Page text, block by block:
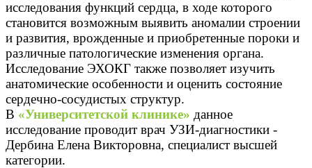
исследования функций сердца, в ходе которого
становится возможным выявить аномалии строении
и развития, врожденные и приобретенные пороки и
различные патологические изменения органа.
Исследование ЭХОКГ также позволяет изучить
анатомические особенности и оценить состояние
сердечно-сосудистых структур.
В «Университетской клинике» данное
исследование проводит врач УЗИ-диагностики -
Дербина Елена Викторовна, специалист высшей
категории.